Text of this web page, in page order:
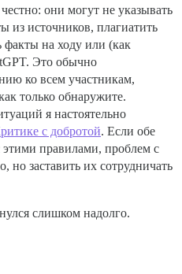
они могут не указывать
из источников, плагиатить
на ходу или (как
Это обычно
ко всем участникам,
только обнаружите.
я настоятельно
с добротой. Если обе
этими правилами, проблем с
но заставить их сотрудничать
слишком надолго.